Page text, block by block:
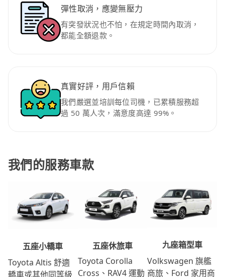
彈性取消，應變無壓力
有突發狀況也不怕，在規定時間內取消，
都能全額退款。
真實好評，用戶信賴
我們嚴選並培訓每位司機，已累積服務超
過 50 萬人次，滿意度高達 99%。
我們的服務車款
五座小轎車
Toyota Altis 舒適
轎車或其他同等級
五座休旅車
Toyota Corolla
Cross、RAV4 運動
九座箱型車
Volkswagen 旗艦
商旅、Ford 家用商